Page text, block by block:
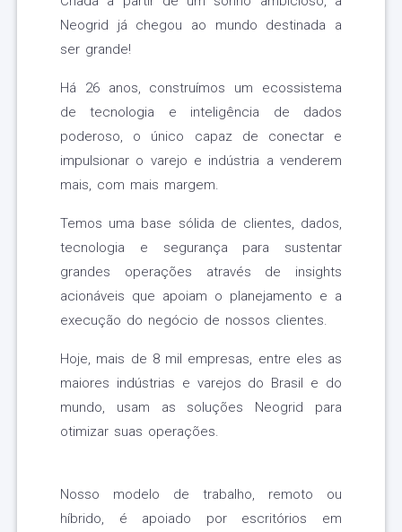
Neogrid já chegou ao mundo destinada a
ser grande!
Há 26 anos, construímos um ecossistema
de tecnologia e inteligência de dados
poderoso, o único capaz de conectar e
impulsionar o varejo e indústria a venderem
mais, com mais margem.
Temos uma base sólida de clientes, dados,
tecnologia e segurança para sustentar
grandes operações através de insights
acionáveis que apoiam o planejamento e a
execução do negócio de nossos clientes.
Hoje, mais de 8 mil empresas, entre eles as
maiores indústrias e varejos do Brasil e do
mundo, usam as soluções Neogrid para
otimizar suas operações.
Nosso modelo de trabalho, remoto ou
híbrido, é apoiado por escritórios em